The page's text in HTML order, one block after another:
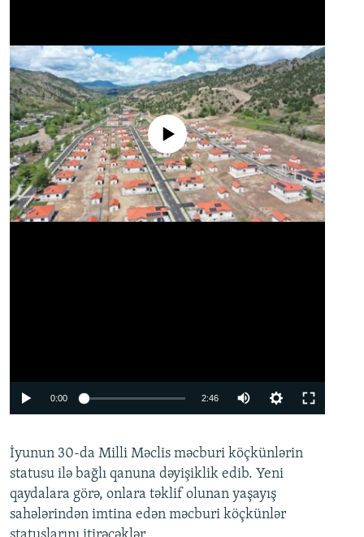
No media source currently available
0:00 2:46
360p
480p
720p
İyunun 30-da Milli Məclis məcburi köçkünlərin
statusu ilə bağlı qanuna dəyişiklik edib. Yeni
qaydalara görə, onlara təklif olunan yaşayış
sahələrindən imtina edən məcburi köçkünlər